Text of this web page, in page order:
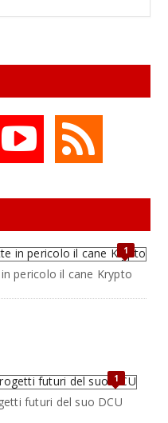
1
pericolo il cane Krypto
1
futuri del suo DCU